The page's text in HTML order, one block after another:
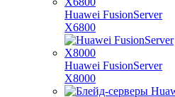
Huawei FusionServer
X6800
Huawei FusionServer
X8000